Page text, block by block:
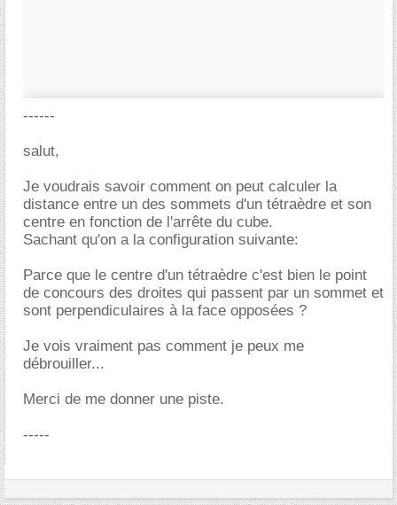
------
salut,
Je voudrais savoir comment on peut calculer la
distance entre un des sommets d'un tétraèdre et son
centre en fonction de l'arrête du cube.
Sachant qu'on a la configuration suivante:
Parce que le centre d'un tétraèdre c'est bien le point
de concours des droites qui passent par un sommet et
sont perpendiculaires à la face opposées ?
Je vois vraiment pas comment je peux me
débrouiller...
Merci de me donner une piste.
-----